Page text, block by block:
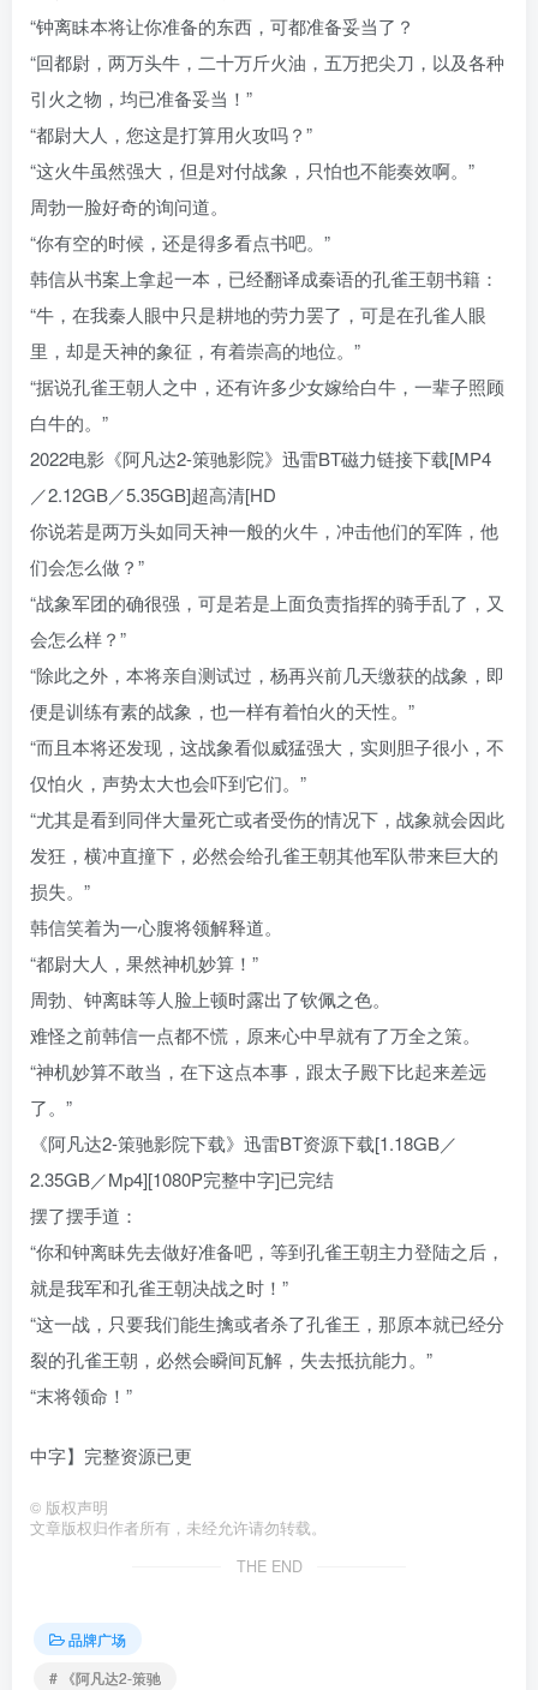
“钟离眛本将让你准备的东西，可都准备妥当了？
“回都尉，两万头牛，二十万斤火油，五万把尖刀，以及各种
引火之物，均已准备妥当！”
“都尉大人，您这是打算用火攻吗？”
“这火牛虽然强大，但是对付战象，只怕也不能奏效啊。”
周勃一脸好奇的询问道。
“你有空的时候，还是得多看点书吧。”
韩信从书案上拿起一本，已经翻译成秦语的孔雀王朝书籍：
“牛，在我秦人眼中只是耕地的劳力罢了，可是在孔雀人眼
里，却是天神的象征，有着崇高的地位。”
“据说孔雀王朝人之中，还有许多少女嫁给白牛，一辈子照顾
白牛的。”
2022电影《阿凡达2-策驰影院》迅雷BT磁力链接下载[MP4
／2.12GB／5.35GB]超高清[HD
你说若是两万头如同天神一般的火牛，冲击他们的军阵，他
们会怎么做？”
“战象军团的确很强，可是若是上面负责指挥的骑手乱了，又
会怎么样？”
“除此之外，本将亲自测试过，杨再兴前几天缴获的战象，即
便是训练有素的战象，也一样有着怕火的天性。”
“而且本将还发现，这战象看似威猛强大，实则胆子很小，不
仅怕火，声势太大也会吓到它们。”
“尤其是看到同伴大量死亡或者受伤的情况下，战象就会因此
发狂，横冲直撞下，必然会给孔雀王朝其他军队带来巨大的
损失。”
韩信笑着为一心腹将领解释道。
“都尉大人，果然神机妙算！”
周勃、钟离眛等人脸上顿时露出了钦佩之色。
难怪之前韩信一点都不慌，原来心中早就有了万全之策。
“神机妙算不敢当，在下这点本事，跟太子殿下比起来差远
了。”
《阿凡达2-策驰影院下载》迅雷BT资源下载[1.18GB／
2.35GB／Mp4][1080P完整中字]已完结
摆了摆手道：
“你和钟离眛先去做好准备吧，等到孔雀王朝主力登陆之后，
就是我军和孔雀王朝决战之时！”
“这一战，只要我们能生擒或者杀了孔雀王，那原本就已经分
裂的孔雀王朝，必然会瞬间瓦解，失去抵抗能力。”
“末将领命！”
中字】完整资源已更
© 版权声明
文章版权归作者所有，未经允许请勿转载。
THE END
品牌广场
# 《阿凡达2-策驰